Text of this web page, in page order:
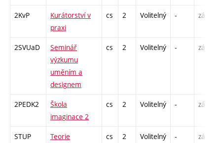
2KvP
Kurátorství v
praxi
cs 2 Volitelný - zá
2SVUaD
Seminář
výzkumu
uměním a
designem
cs 2 Volitelný - zá
2PEDK2
Škola
imaginace 2
cs 2 Volitelný - zá
STUP
Teorie
cs 2 Volitelný - zá